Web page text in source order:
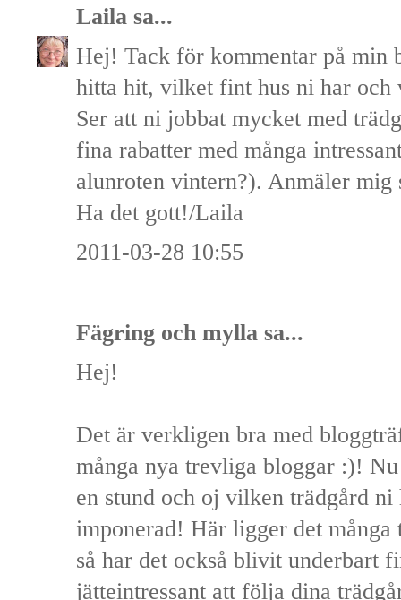
Laila sa...
Hej! Tack för kommentar på min
hitta hit, vilket fint hus ni har
Ser att ni jobbat mycket med
fina rabatter med många
alunroten vintern?). Anmäler
Ha det gott!/Laila
2011-03-28 10:55
Fägring och mylla sa...
Hej!
Det är verkligen bra med
många nya trevliga bloggar :)!
en stund och oj vilken trädgård
imponerad! Här ligger det många
så har det också blivit underbart
jätteintressant att följa dina